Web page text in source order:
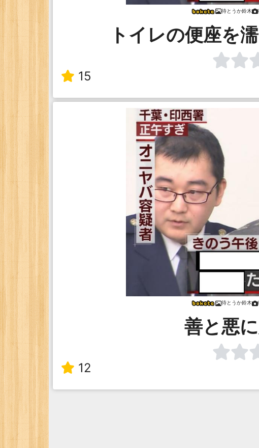
待とうか鈴木
トイレの便座を
15
待とうか鈴木
善と悪
12